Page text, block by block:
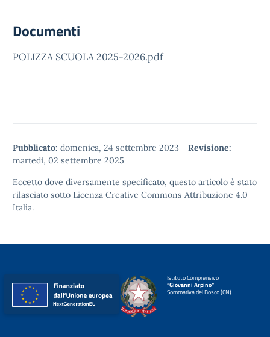
Documenti
POLIZZA SCUOLA 2025-2026.pdf
Pubblicato: domenica, 24 settembre 2023 - Revisione:
martedì, 02 settembre 2025
Eccetto dove diversamente specificato, questo articolo è stato
rilasciato sotto Licenza Creative Commons Attribuzione 4.0
Italia.
Istituto Comprensivo
“Giovanni Arpino”
Sommariva del Bosco (CN)